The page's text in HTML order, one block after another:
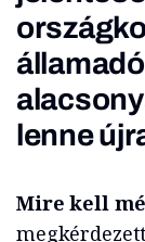
lenne
Mire kell